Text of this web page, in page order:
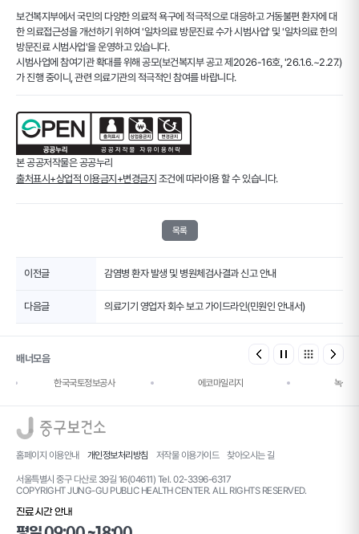
보건복지부에서 국민의 다양한 의료적 욕구에 적극적으로 대응하고 거동불편 환자에 대
한 의료접근성을 개선하기 위하여 '일차의료 방문진료 수가 시범사업' 및 '일차의료 한의
방문진료 시범사업'을 운영하고 있습니다.
시범사업에 참여기관 확대를 위해 공모(보건복지부 공고 제2026-16호, '26.1.6.~2.27.)
가 진행 중이니, 관련 의료기관의 적극적인 참여를 바랍니다.
본 공공저작물은 공공누리
출처표시+상업적 이용금지+변경금지 조건에 따라이용 할 수 있습니다.
목록
이전글 감염병 환자 발생 및 병원체검사결과 신고 안내
다음글 의료기기 영업자 회수 보고 가이드라인(민원인 안내서)
배너모음
한국국토정보공사 에코마일리지 녹색건
홈페이지 이용안내 개인정보처리방침 저작물 이용가이드 찾아오시는 길
서울특별시 중구 다산로 39길 16(04611) Tel. 02-3396-6317
COPYRIGHT JUNG-GU PUBLIC HEALTH CENTER. ALL RIGHTS RESERVED.
진료시간 안내